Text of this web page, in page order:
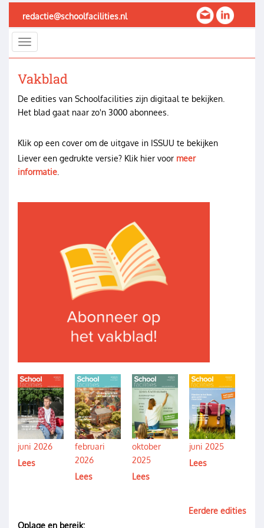
naar
inhoud
gaan
redactie@schoolfacilities.nl
Toggle
navigation
Vakblad
De edities van Schoolfacilities zijn digitaal te bekijken.
Het blad gaat naar zo'n 3000 abonnees.
Klik op een cover om de uitgave in ISSUU te bekijken
Liever een gedrukte versie? Klik hier voor meer
informatie.
Image
juni 2026
Lees
Image
februari
2026
Lees
Image
oktober
2025
Lees
Image
juni 2025
Lees
Eerdere edities
Oplage en bereik: